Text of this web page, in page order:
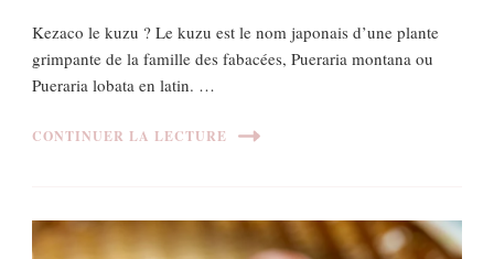
Kezaco le kuzu ? Le kuzu est le nom japonais d’une plante
grimpante de la famille des fabacées, Pueraria montana ou
Pueraria lobata en latin. …
CONTINUER LA LECTURE